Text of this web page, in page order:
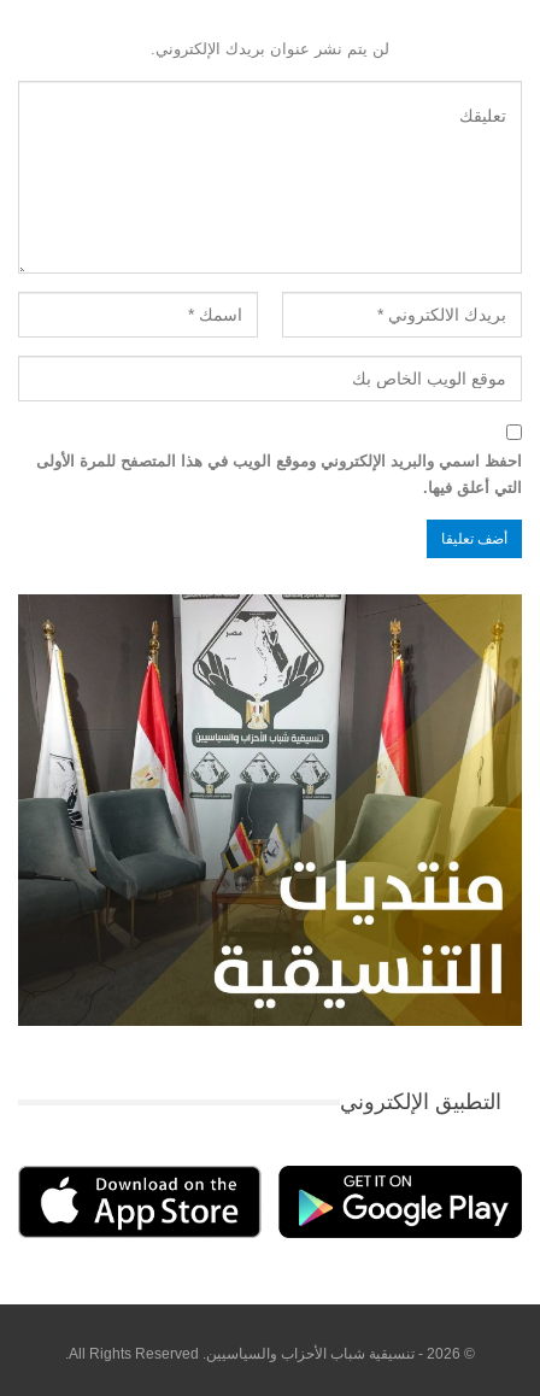
لن يتم نشر عنوان بريدك الإلكتروني.
احفظ اسمي والبريد الإلكتروني وموقع الويب في هذا المتصفح للمرة الأولى
التي أعلق فيها.
التطبيق الإلكتروني
© 2026 - تنسيقية شباب الأحزاب والسياسيين. All Rights Reserved.